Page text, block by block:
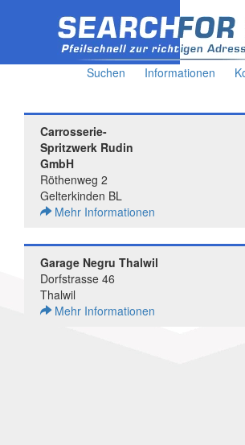
Suchen Informationen
Carrosserie-
Spritzwerk Rudin
GmbH
Röthenweg 2
Gelterkinden BL
Mehr Informationen
Garage Negru Thalwil
Dorfstrasse 46
Thalwil
Mehr Informationen